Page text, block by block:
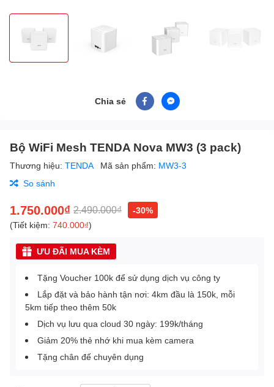
Chia sẻ
Bộ WiFi Mesh TENDA Nova MW3 (3 pack)
Thương hiệu: TENDA Mã sản phẩm: MW3-3
So sánh
1.750.000₫ 2.490.000₫
-30%
(Tiết kiệm: 740.000₫)
ƯU ĐÃI MUA KÈM
Tặng Voucher 100k để sử dụng dịch vụ công ty
Lắp đặt và bảo hành tận nơi: 4km đầu là 150k, mỗi
5km tiếp theo thêm 50k
Dịch vụ lưu qua cloud 30 ngày: 199k/tháng
Giảm 20% thẻ nhớ khi mua kèm camera
Tặng chân đế chuyên dụng